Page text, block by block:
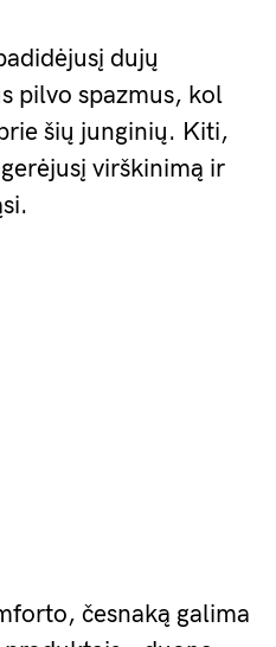
dujų
pilvo spazmus, kol
šių junginių. Kiti,
virškinimą ir
česnaką galima